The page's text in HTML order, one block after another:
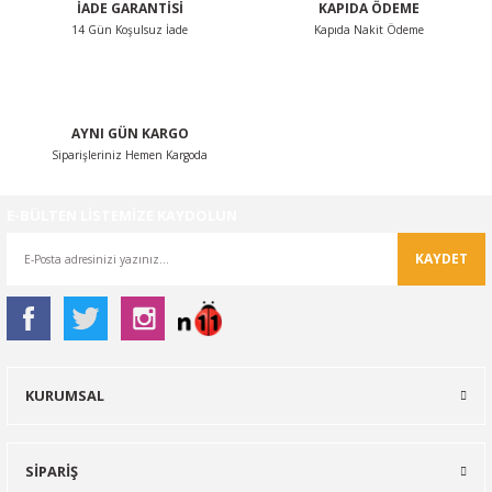
İADE GARANTİSİ
14 Gün Koşulsuz İade
KAPIDA ÖDEME
Kapıda Nakit Ödeme
AYNI GÜN KARGO
Siparişleriniz Hemen Kargoda
KAYDET
KURUMSAL
SİPARİŞ